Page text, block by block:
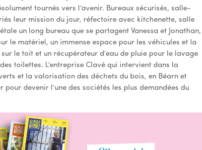
tournés vers l’avenir. Bureaux sécurisés, salle-
leur mission du jour, réfectoire avec kitchenette, salle
un long bureau que se partagent Vanessa et Jonathan,
le matériel, un immense espace pour les véhicules et la
le toit et un récupérateur d’eau de pluie pour le lavage
toilettes. L’entreprise Clavé qui intervient dans la
et la valorisation des déchets du bois, en Béarn et
devenir l’une des sociétés les plus demandées du